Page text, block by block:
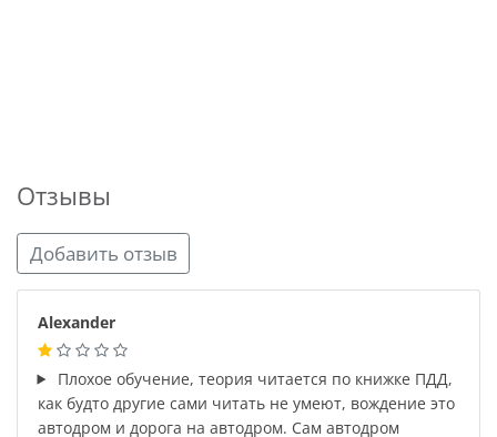
Отзывы
Добавить отзыв
Alexander
Плохое обучение, теория читается по книжке ПДД,
как будто другие сами читать не умеют, вождение это
автодром и дорога на автодром. Сам автодром